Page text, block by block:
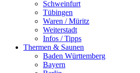
Schweinfurt
Tübingen
Waren / Müritz
Weiterstadt
Infos / Tipps
Thermen & Saunen
Baden Württemberg
Bayern